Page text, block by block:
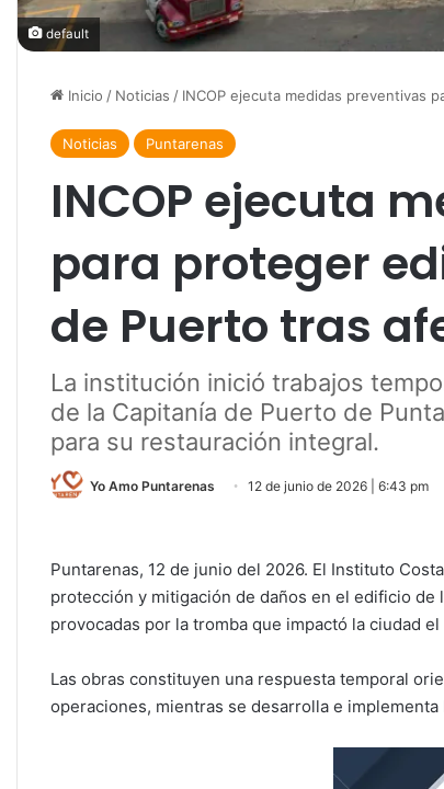
default
Inicio / Noticias / INCOP ejecuta medidas preventivas
Noticias Puntarenas
INCOP ejecuta
para proteger
de Puerto tras
La institución inició trabajos
de la Capitanía de Puerto de
para su restauración integral.
Yo Amo Puntarenas 12 de junio de 2026 | 6:43 pm
Puntarenas, 12 de junio del 2026. El Instituto
protección y mitigación de daños en el edificio de
provocadas por la tromba que impactó la ciudad
Las obras constituyen una respuesta temporal
operaciones, mientras se desarrolla e